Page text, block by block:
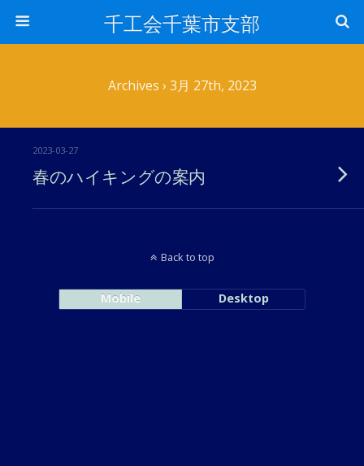
千工会千葉市支部
Archives › 3月 27th, 2023
2023-03-27
春のハイキングの案内
Back to top
Mobile Desktop